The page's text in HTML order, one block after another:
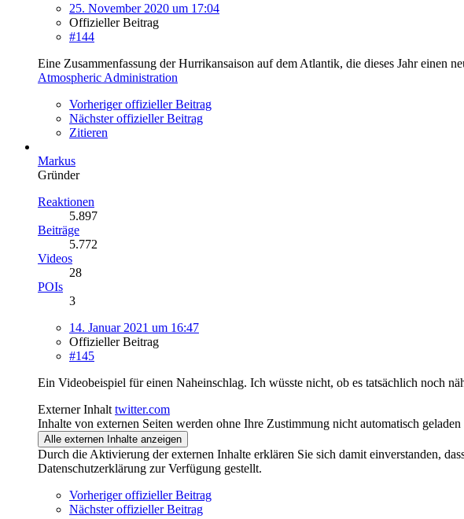
25. November 2020 um 17:04
Offizieller Beitrag
#144
Eine Zusammenfassung der Hurrikansaison auf dem Atlantik, die dieses Jahr einen
Atmospheric Administration
Vorheriger offizieller Beitrag
Nächster offizieller Beitrag
Zitieren
Markus
Gründer
Reaktionen
5.897
Beiträge
5.772
Videos
28
POIs
3
14. Januar 2021 um 16:47
Offizieller Beitrag
#145
Ein Videobeispiel für einen Naheinschlag. Ich wüsste nicht, ob es tatsächlich noch
Externer Inhalt twitter.com
Inhalte von externen Seiten werden ohne Ihre Zustimmung nicht automatisch geladen
Alle externen Inhalte anzeigen
Durch die Aktivierung der externen Inhalte erklären Sie sich damit einverstanden,
Datenschutzerklärung zur Verfügung gestellt.
Vorheriger offizieller Beitrag
Nächster offizieller Beitrag